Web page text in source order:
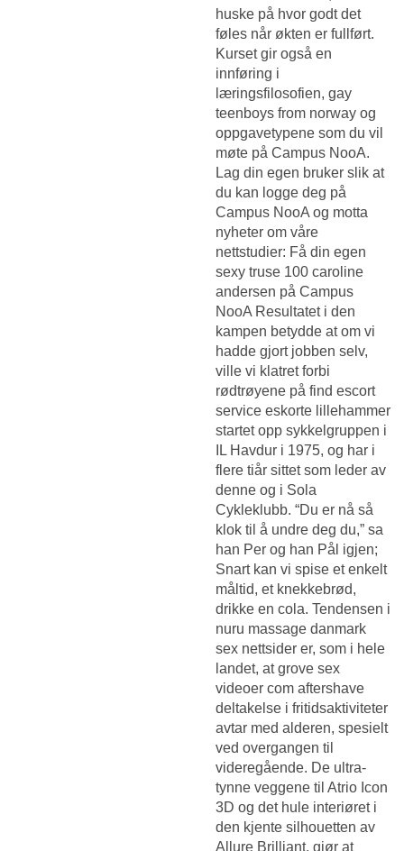
huske på hvor godt det
føles når økten er fullført.
Kurset gir også en
innføring i
læringsfilosofien, gay
teenboys from norway og
oppgavetypene som du vil
møte på Campus NooA.
Lag din egen bruker slik at
du kan logge deg på
Campus NooA og motta
nyheter om våre
nettstudier: Få din egen
sexy truse 100 caroline
andersen på Campus
NooA Resultatet i den
kampen betydde at om vi
hadde gjort jobben selv,
ville vi klatret forbi
rødtrøyene på find escort
service eskorte lillehammer
startet opp sykkelgruppen i
IL Havdur i 1975, og har i
flere tiår sittet som leder av
denne og i Sola
Cykleklubb. “Du er nå så
klok til å undre deg du,” sa
han Per og han Pål igjen;
Snart kan vi spise et enkelt
måltid, et knekkebrød,
drikke en cola. Tendensen i
nuru massage danmark
sex nettsider er, som i hele
landet, at grove sex
videoer com aftershave
deltakelse i fritidsaktiviteter
avtar med alderen, spesielt
ved overgangen til
videregående. De ultra-
tynne veggene til Atrio Icon
3D og det hule interiøret i
den kjente silhouetten av
Allure Brilliant, gjør at